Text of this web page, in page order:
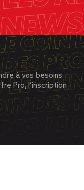
à vos besoins
Pro, l’inscription